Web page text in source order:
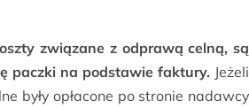
związane z odprawą celną, są
paczki na podstawie faktury. Jeżeli
były opłacone po stronie nadawcy